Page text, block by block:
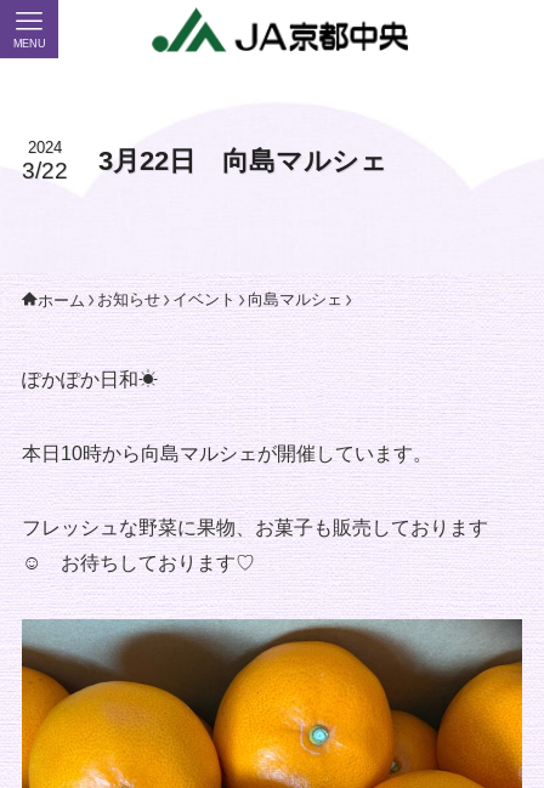
MENU
3月22日 向島マルシェ
2024
3/22
ホーム お知らせ イベント 向島マルシェ
ぽかぽか日和☀
本日10時から向島マルシェが開催しています。
フレッシュな野菜に果物、お菓子も販売しております
☺ お待ちしております♡